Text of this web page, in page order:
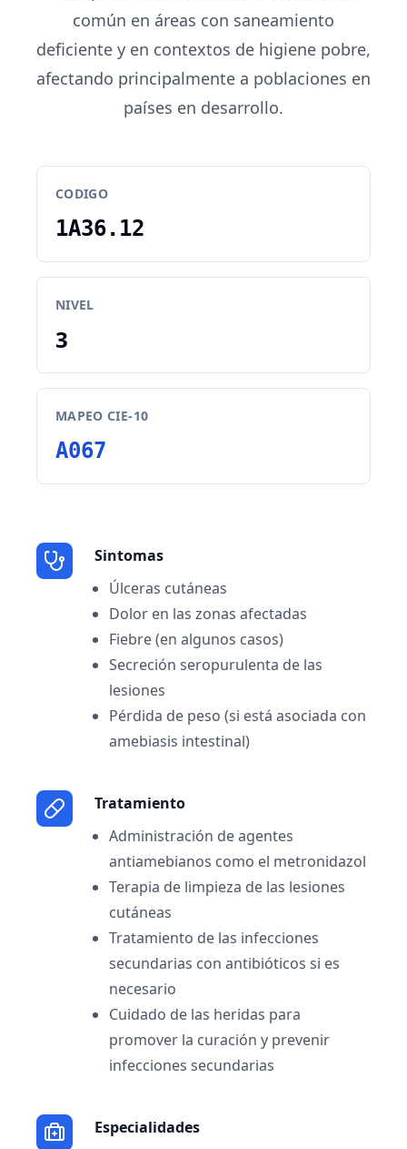
común en áreas con saneamiento
deficiente y en contextos de higiene pobre,
afectando principalmente a poblaciones en
países en desarrollo.
CODIGO
1A36.12
NIVEL
3
MAPEO CIE-10
A067
Sintomas
Úlceras cutáneas
Dolor en las zonas afectadas
Fiebre (en algunos casos)
Secreción seropurulenta de las
lesiones
Pérdida de peso (si está asociada con
amebiasis intestinal)
Tratamiento
Administración de agentes
antiamebianos como el metronidazol
Terapia de limpieza de las lesiones
cutáneas
Tratamiento de las infecciones
secundarias con antibióticos si es
necesario
Cuidado de las heridas para
promover la curación y prevenir
infecciones secundarias
Especialidades